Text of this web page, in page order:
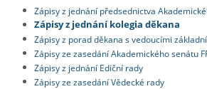
Zápisy z jednání předsednictva
Zápisy z jednání kolegia děkana
Zápisy z porad děkana s vedoucími
Zápisy ze zasedání Akademického senátu
Zápisy z jednání Ediční rady
Zápisy ze zasedání Vědecké rady